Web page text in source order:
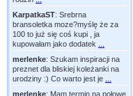
KarpatkaST: Srebrna
bransoletka moze?myślę że za
100 to już się coś kupi , ja
kupowałam jako dodatek
merlenke: Szukam inspiracji na
preznet dla bliskiej koleżanki na
urodziny :) Co warto jest je
merlenke: Mam termin na połowę